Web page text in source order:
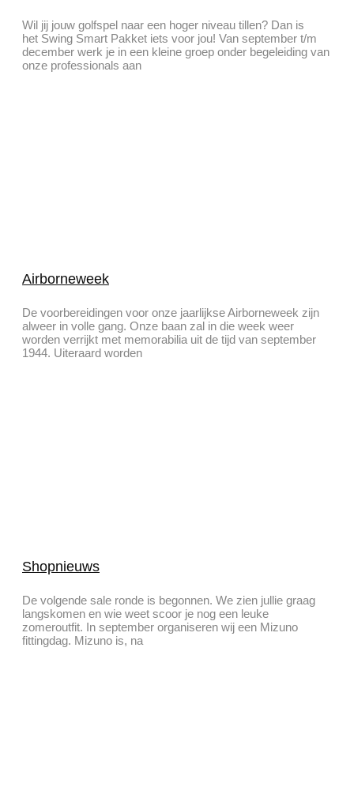
Wil jij jouw golfspel naar een hoger niveau tillen? Dan is
het Swing Smart Pakket iets voor jou! Van september t/m
december werk je in een kleine groep onder begeleiding van
onze professionals aan
Airborneweek
De voorbereidingen voor onze jaarlijkse Airborneweek zijn
alweer in volle gang. Onze baan zal in die week weer
worden verrijkt met memorabilia uit de tijd van september
1944. Uiteraard worden
Shopnieuws
De volgende sale ronde is begonnen. We zien jullie graag
langskomen en wie weet scoor je nog een leuke
zomeroutfit. In september organiseren wij een Mizuno
fittingdag. Mizuno is, na